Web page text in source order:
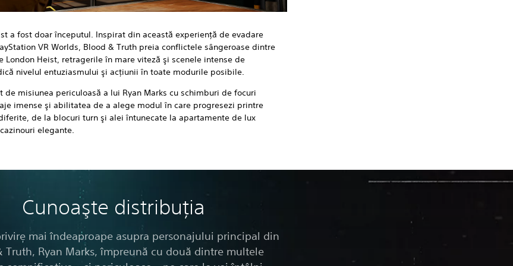
a fost doar începutul. Inspirat din această experienţă de evadare
VR Worlds, Blood & Truth preia conflictele sângeroase dintre
London Heist, retragerile în mare viteză şi scenele intense de
nivelul entuziasmului şi acţiunii în toate modurile posibile.
de misiunea periculoasă a lui Ryan Marks cu schimburi de focuri
imense şi abilitatea de a alege modul în care progresezi printre
de la blocuri turn şi alei întunecate la apartamente de lux
elegante.
Cunoaşte distribuţia
mai îndeaproape asupra personajului principal din
Truth, Ryan Marks, împreună cu două dintre multele